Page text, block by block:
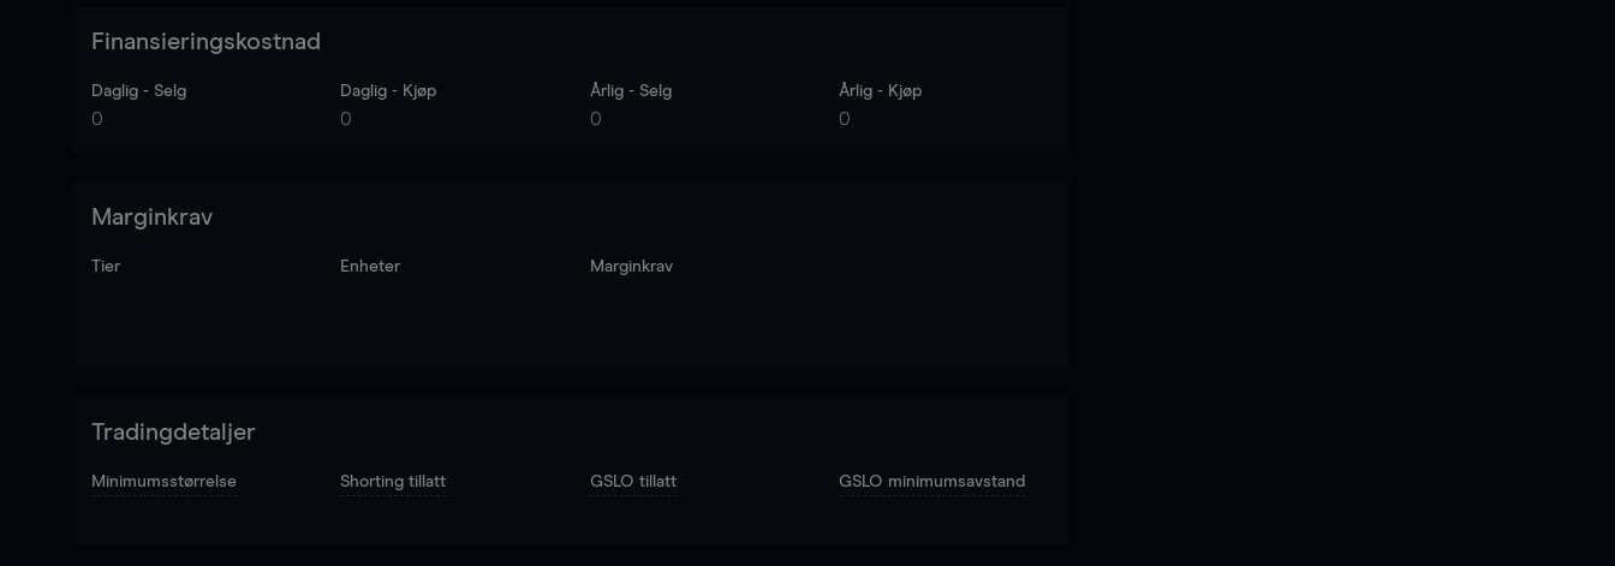
Finansieringskostnad
Daglig - Selg
0
Daglig - Kjøp
0
Årlig - Selg
0
Årlig - Kjøp
0
Marginkrav
Tier Enheter Marginkrav
Tradingdetaljer
Minimumsstørrelse Shorting tillatt GSLO tillatt GSLO minimumsavstand